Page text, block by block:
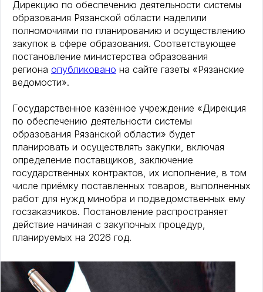
Дирекцию по обеспечению деятельности системы
образования Рязанской области наделили
полномочиями по планированию и осуществлению
закупок в сфере образования. Соответствующее
постановление министерства образования
региона опубликовано на сайте газеты «Рязанские
ведомости».
Государственное казённое учреждение «Дирекция
по обеспечению деятельности системы
образования Рязанской области» будет
планировать и осуществлять закупки, включая
определение поставщиков, заключение
государственных контрактов, их исполнение, в том
числе приёмку поставленных товаров, выполненных
работ для нужд минобра и подведомственных ему
госзаказчиков. Постановление распространяет
действие начиная с закупочных процедур,
планируемых на 2026 год.